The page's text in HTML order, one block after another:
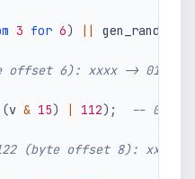
3 for 6) ||
6): xxxx ->
(v & 15) | 112) ; -- 0x70
(byte offset 8): xx ->